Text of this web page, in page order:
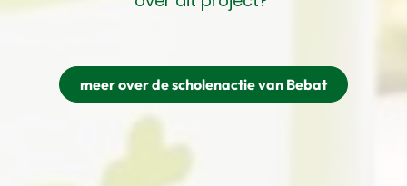
meer over de scholenactie van Bebat